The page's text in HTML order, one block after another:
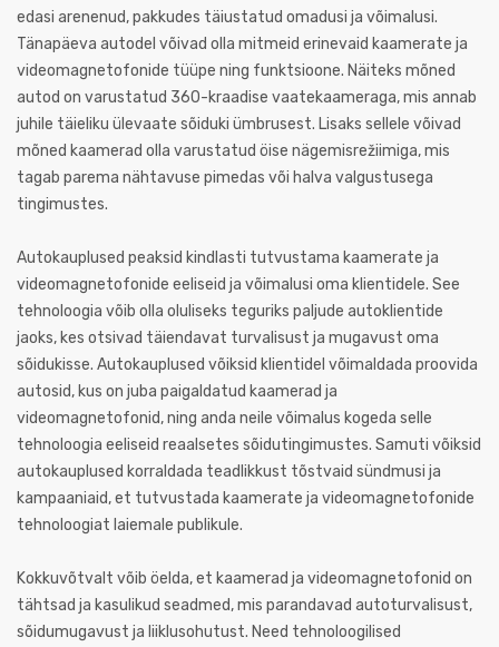
edasi arenenud, pakkudes täiustatud omadusi ja võimalusi.
Tänapäeva autodel võivad olla mitmeid erinevaid kaamerate ja
videomagnetofonide tüüpe ning funktsioone. Näiteks mõned
autod on varustatud 360-kraadise vaatekaameraga, mis annab
juhile täieliku ülevaate sõiduki ümbrusest. Lisaks sellele võivad
mõned kaamerad olla varustatud öise nägemisrežiimiga, mis
tagab parema nähtavuse pimedas või halva valgustusega
tingimustes.
Autokauplused peaksid kindlasti tutvustama kaamerate ja
videomagnetofonide eeliseid ja võimalusi oma klientidele. See
tehnoloogia võib olla oluliseks teguriks paljude autoklientide
jaoks, kes otsivad täiendavat turvalisust ja mugavust oma
sõidukisse. Autokauplused võiksid klientidel võimaldada proovida
autosid, kus on juba paigaldatud kaamerad ja
videomagnetofonid, ning anda neile võimalus kogeda selle
tehnoloogia eeliseid reaalsetes sõidutingimustes. Samuti võiksid
autokauplused korraldada teadlikkust tõstvaid sündmusi ja
kampaaniaid, et tutvustada kaamerate ja videomagnetofonide
tehnoloogiat laiemale publikule.
Kokkuvõtvalt võib öelda, et kaamerad ja videomagnetofonid on
tähtsad ja kasulikud seadmed, mis parandavad autoturvalisust,
sõidumugavust ja liiklusohutust. Need tehnoloogilised